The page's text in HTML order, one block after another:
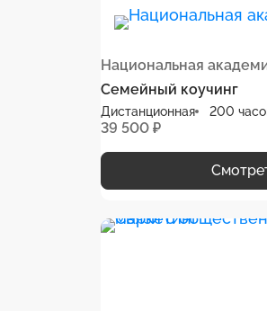
Национальная
Семейный коучинг
Дистанционная 200
39 500 ₽